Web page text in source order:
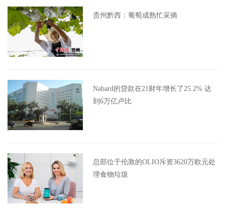
贵州黔西：葡萄成熟忙采摘
Nabard的贷款在21财年增长了25.2% 达
到6万亿卢比
总部位于伦敦的OLIO斥资3620万欧元处
理食物垃圾